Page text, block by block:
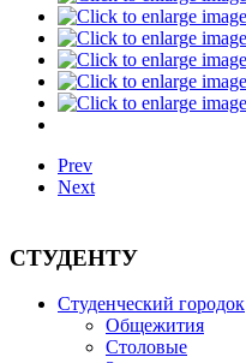
Prev
Next
СТУДЕНТУ
Студенческий городок
Общежития
Столовые